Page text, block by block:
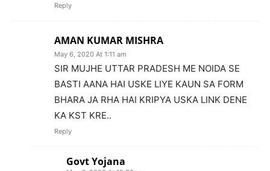
Reply
AMAN KUMAR MISHRA
May 6, 2020 At 1:11 am
SIR MUJHE UTTAR PRADESH ME NOIDA SE
BASTI AANA HAI USKE LIYE KAUN SA FORM
BHARA JA RHA HAI KRIPYA USKA LINK DENE
KA KST KRE..
Reply
Govt Yojana